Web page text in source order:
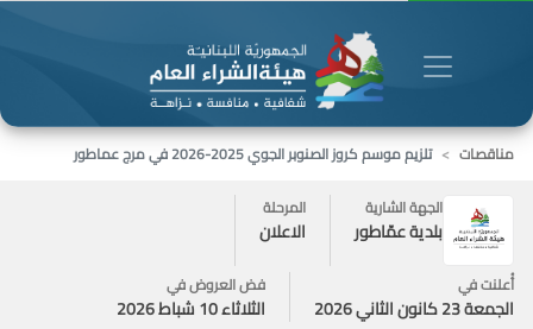
مناقصات
تلزيم موسم كروز الصنوبر الجوي 2025-2026 في مرج عماطور
الجهة الشارية
بلدية عمّاطور
المرحلة
الاعلان
أُعلنت في
الجمعة 23 كانون الثاني 2026
فض العروض في
الثلاثاء 10 شباط 2026